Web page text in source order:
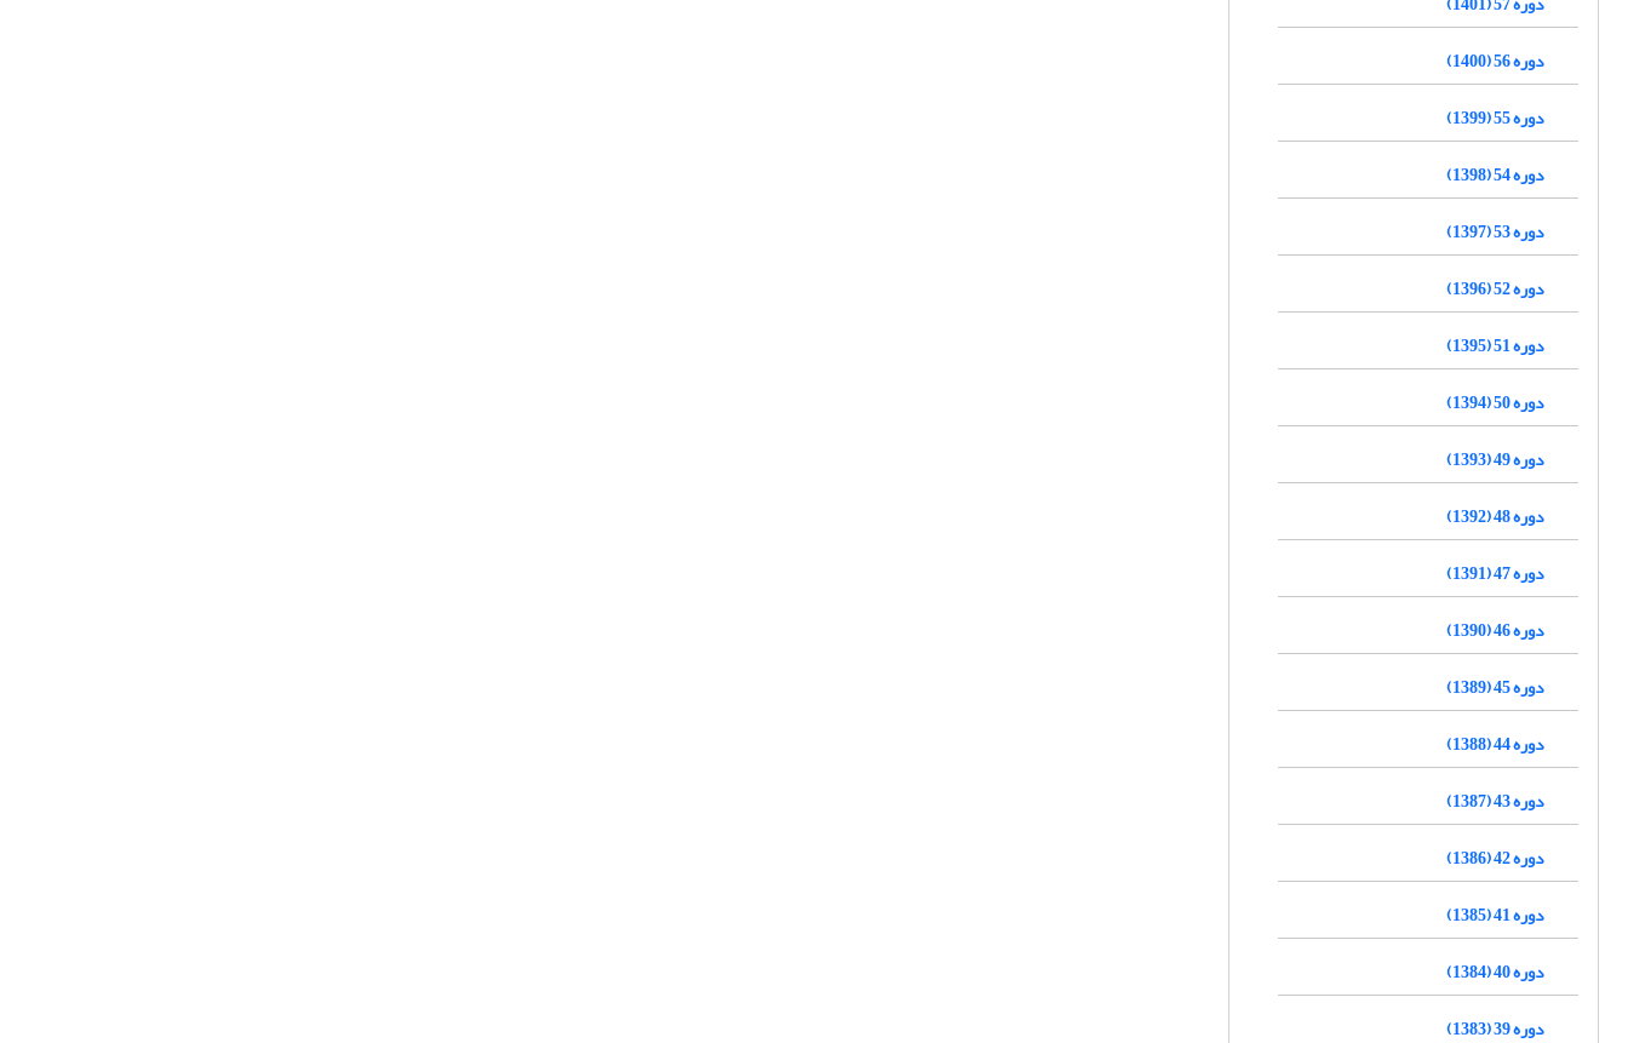
دوره 56 (1400)
دوره 55 (1399)
دوره 54 (1398)
دوره 53 (1397)
دوره 52 (1396)
دوره 51 (1395)
دوره 50 (1394)
دوره 49 (1393)
دوره 48 (1392)
دوره 47 (1391)
دوره 46 (1390)
دوره 45 (1389)
دوره 44 (1388)
دوره 43 (1387)
دوره 42 (1386)
دوره 41 (1385)
دوره 40 (1384)
دوره 39 (1383)